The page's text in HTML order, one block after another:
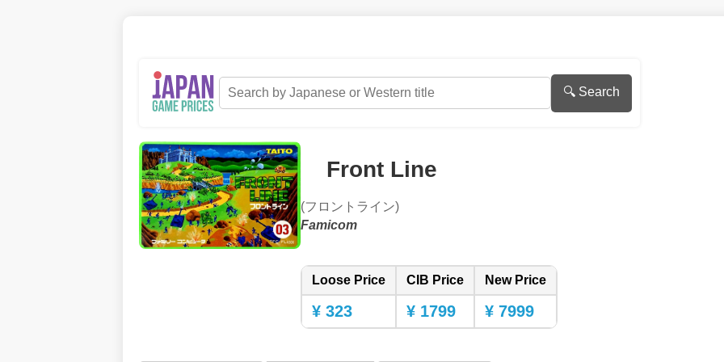
🔍 Search
Front Line
(フロントライン)
Famicom
Loose Price CIB Price New Price
¥ 323 ¥ 1799 ¥ 7999